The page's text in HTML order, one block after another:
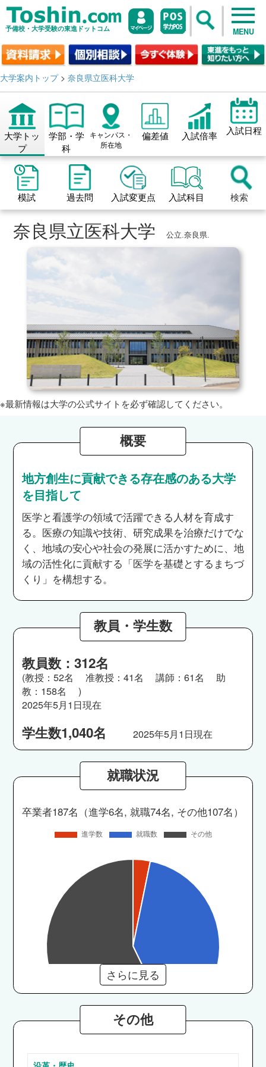
予備校・大学受験の東進ドットコム MENU
大学案内トップ> 奈良県立医科大学
大学トッ
プ
学部・学
科
キャンパス・
所在地
偏差値 入試倍率 入試日程
模試 過去問 入試変更点 入試科目 検索
奈良県立医科大学 公立.奈良県.
※最新情報は大学の公式サイトを必ず確認してください。
概要
地方創生に貢献できる存在感のある大学
を目指して
医学と看護学の領域で活躍できる人材を育成す
る。医療の知識や技術、研究成果を治療だけでな
く、地域の安心や社会の発展に活かすために、地
域の活性化に貢献する「医学を基礎とするまちづ
くり」を構想する。
教員・学生数
教員数：312名
(教授：52名 准教授：41名 講師：61名 助
教：158名 )
2025年5月1日現在
学生数1,040名 2025年5月1日現在
就職状況
卒業者187名（進学6名, 就職74名, その他107名）
さらに見る
その他